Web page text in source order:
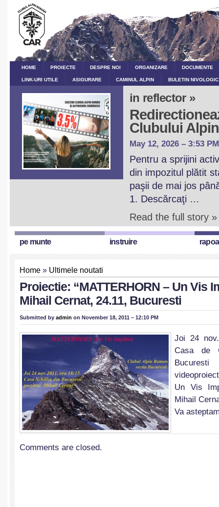
HOME PROIECTE DESPRE NOI ORGANIZARE DOCUMENTE
LINK-URI UTILE ASIGURARE CAMINUL ALPIN BULETIN
in reflector »
Clubului
May 12, 2026 – 3:53 PM
Pentru a sprijini
din impozitul plătit
paşii de mai jos
1. Descărcaţi …
Read the full story »
pe munte instruire
Home » Ultimele noutati
Proiectie: “MATTERHORN – Un Vis
Mihail Cernat, 24.11, Bucuresti
Submitted by admin on November 18, 2011 – 12:10 PM
Joi 24
Casa de
Un Vis
Mihail
Va
Comments are closed.